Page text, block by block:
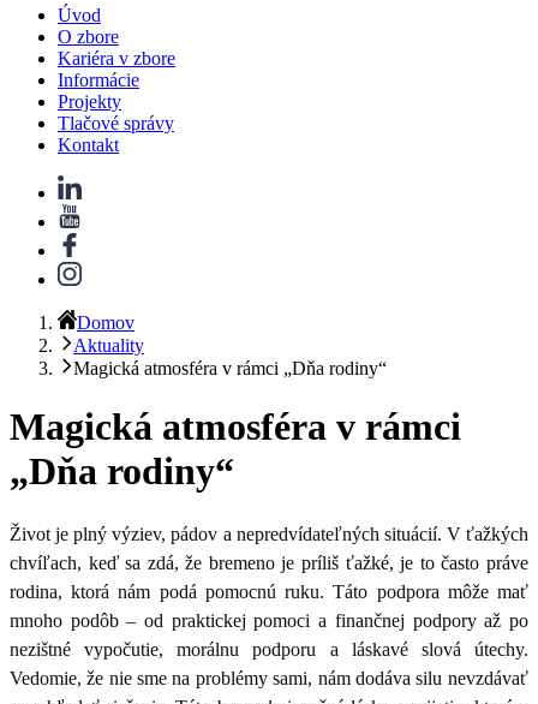
Úvod
O zbore
Kariéra v zbore
Informácie
Projekty
Tlačové správy
Kontakt
Domov
Aktuality
Magická atmosféra v rámci „Dňa rodiny“
Magická atmosféra v rámci
„Dňa rodiny“
Život je plný výziev, pádov a nepredvídateľných situácií. V ťažkých
chvíľach, keď sa zdá, že bremeno je príliš ťažké, je to často práve
rodina, ktorá nám podá pomocnú ruku.Táto podpora môže mať
mnoho podôb – od praktickej pomoci a finančnej podpory až po
nezištné vypočutie, morálnu podporu a láskavé slová útechy.
Vedomie, že nie sme na problémy sami, nám dodáva silu nevzdávať